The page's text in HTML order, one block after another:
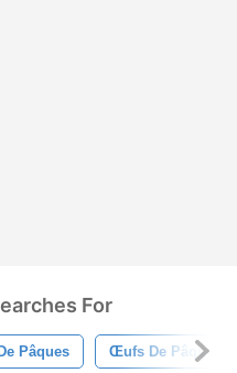
For
Pâques Œufs De Pâques